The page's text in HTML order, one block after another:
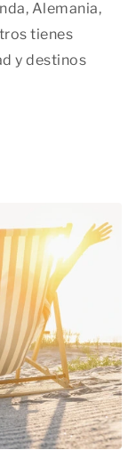
Alemania,
tienes
y destinos